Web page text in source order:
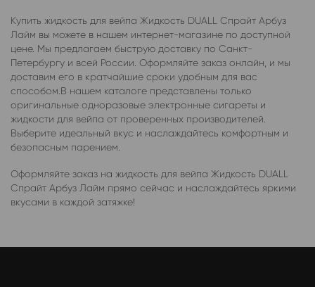
Купить жидкость для вейпа Жидкость DUALL Спрайт Арбуз
Лайм вы можете в нашем интернет-магазине по доступной
цене. Мы предлагаем быструю доставку по Санкт-
Петербургу и всей России. Оформляйте заказ онлайн, и мы
доставим его в кратчайшие сроки удобным для вас
способом.В нашем каталоге представлены только
оригинальные одноразовые электронные сигареты и
жидкости для вейпа от проверенных производителей.
Выберите идеальный вкус и наслаждайтесь комфортным и
безопасным парением.
Оформляйте заказ на жидкость для вейпа Жидкость DUALL
Спрайт Арбуз Лайм прямо сейчас и наслаждайтесь яркими
вкусами в каждой затяжке!